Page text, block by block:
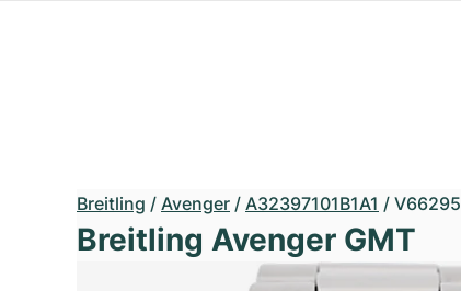
Breitling / Avenger / A32397101B1A1 / V66295
Breitling Avenger GMT